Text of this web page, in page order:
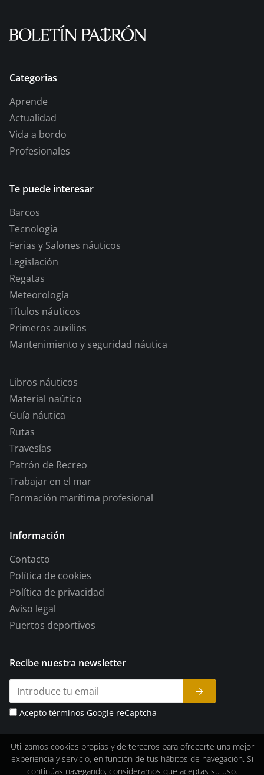
Categorias
Aprende
Actualidad
Vida a bordo
Profesionales
Te puede interesar
Barcos
Tecnología
Ferias y Salones náuticos
Legislación
Regatas
Meteorología
Títulos náuticos
Primeros auxilios
Mantenimiento y seguridad náutica
Libros náuticos
Material naútico
Guía náutica
Rutas
Travesías
Patrón de Recreo
Trabajar en el mar
Formación marítima profesional
Información
Contacto
Política de cookies
Política de privacidad
Aviso legal
Puertos deportivos
Recibe nuestra newsletter
Acepto términos Google reCaptcha
Utilizamos cookies propias y de terceros para ofrecerte una mejor
experiencia y servicio, en función de tus hábitos de navegación. Si
continúas navegando, consideramos que aceptas su uso.